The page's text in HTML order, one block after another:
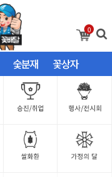
0
숯분재 꽃상자